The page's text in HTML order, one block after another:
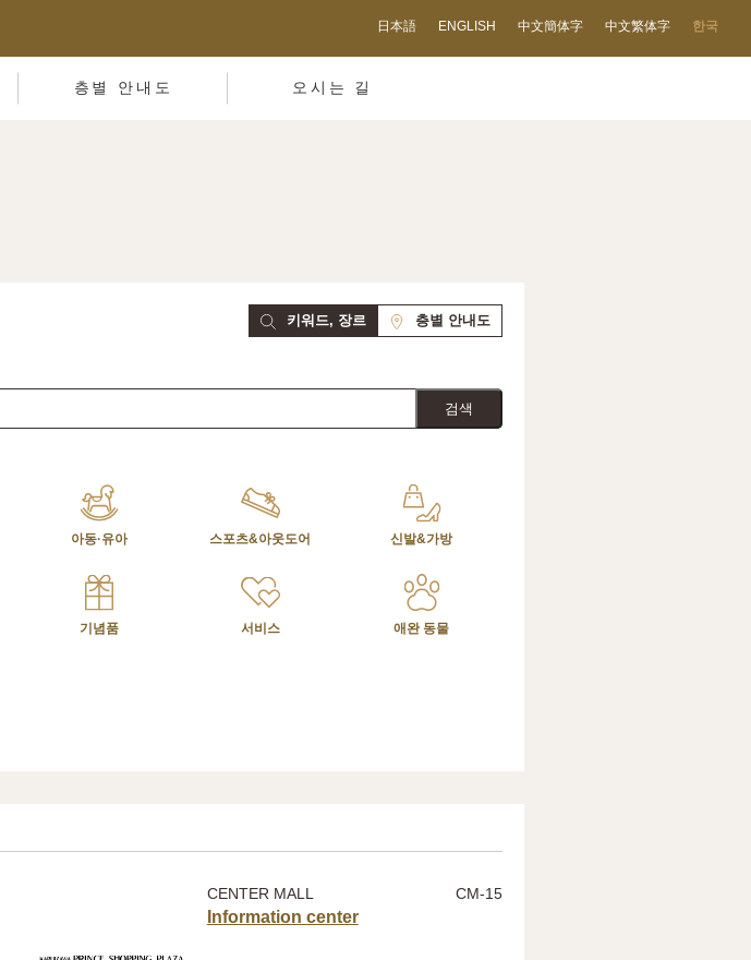
日本語 ENGLISH 中文簡体字 中文繁体字 한국
층별 안내도 오시는 길
아동·유아 스포츠&아웃도어 신발&가방
기념품 서비스 애완 동물
키워드, 장르 층별 안내도
CENTER MALL CM-15
Information center